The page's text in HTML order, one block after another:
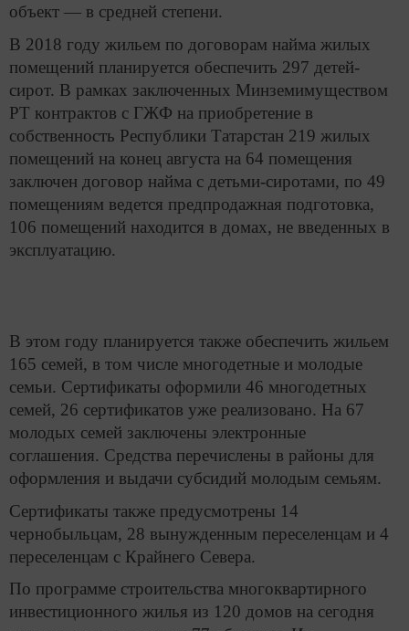
объект — в средней степени.
В 2018 году жильем по договорам найма жилых
помещений планируется обеспечить 297 детей-
сирот. В рамках заключенных Минземимуществом
РТ контрактов с ГЖФ на приобретение в
собственность Республики Татарстан 219 жилых
помещений на конец августа на 64 помещения
заключен договор найма с детьми-сиротами, по 49
помещениям ведется предпродажная подготовка,
106 помещений находится в домах, не введенных в
эксплуатацию.
В этом году планируется также обеспечить жильем
165 семей, в том числе многодетные и молодые
семьи. Сертификаты оформили 46 многодетных
семей, 26 сертификатов уже реализовано. На 67
молодых семей заключены электронные
соглашения. Средства перечислены в районы для
оформления и выдачи субсидий молодым семьям.
Сертификаты также предусмотрены 14
чернобыльцам, 28 вынужденным переселенцам и 4
переселенцам с Крайнего Севера.
По программе строительства многоквартирного
инвестиционного жилья из 120 домов на сегодня